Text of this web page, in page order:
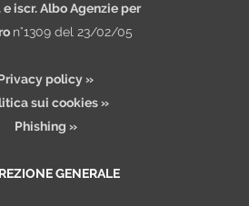
e iscr. Albo Agenzie per
n°1309 del 23/02/05
policy »
sui cookies »
Phishing »
GENERALE